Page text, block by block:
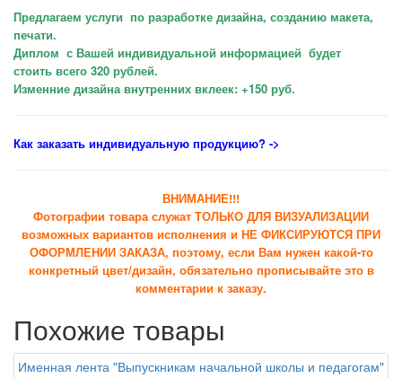
Предлагаем услуги по разработке дизайна, созданию макета,
печати.
Диплом с Вашей индивидуальной информацией будет
стоить всего 320 рублей.
Изменние дизайна внутренних вклеек: +150 руб.
Как заказать индивидуальную продукцию? ->
ВНИМАНИЕ!!!
Фотографии товара служат ТОЛЬКО ДЛЯ ВИЗУАЛИЗАЦИИ
возможных вариантов исполнения и НЕ ФИКСИРУЮТСЯ ПРИ
ОФОРМЛЕНИИ ЗАКАЗА, поэтому, если Вам нужен какой-то
конкретный цвет/дизайн, обязательно прописывайте это в
комментарии к заказу.
Похожие товары
Именная лента "Выпускникам начальной школы и педагогам"